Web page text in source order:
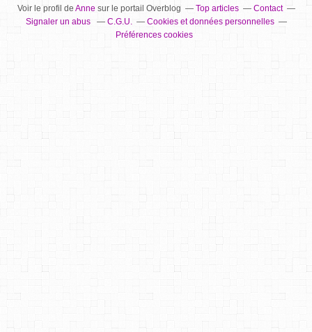
Voir le profil de Annesur le portail Overblog Top articles
Contact
Signaler un abus
C.G.U.
Cookies et données personnelles
Préférences cookies